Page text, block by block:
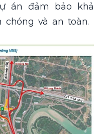
án đảm bảo khả
chóng và an toàn.